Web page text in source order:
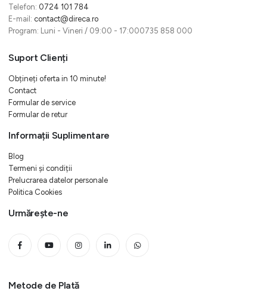
Telefon: 0724 101 784
E-mail: contact@direca.ro
Program: Luni - Vineri / 09:00 - 17:000735 858 000
Suport Clienți
Obțineți oferta in 10 minute!
Contact
Formular de service
Formular de retur
Informații Suplimentare
Blog
Termeni și condiții
Prelucrarea datelor personale
Politica Cookies
Urmărește-ne
Metode de Plată